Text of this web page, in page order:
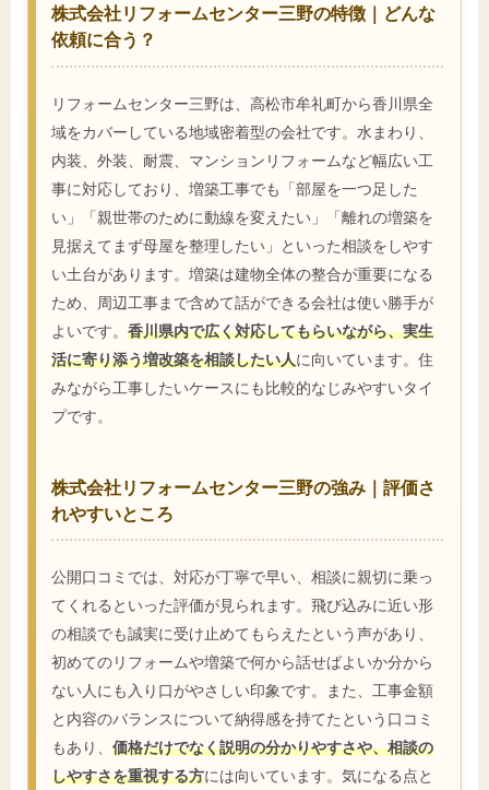
株式会社リフォームセンター三野の特徴｜どんな
依頼に合う？
リフォームセンター三野は、高松市牟礼町から香川県全
域をカバーしている地域密着型の会社です。水まわり、
内装、外装、耐震、マンションリフォームなど幅広い工
事に対応しており、増築工事でも「部屋を一つ足した
い」「親世帯のために動線を変えたい」「離れの増築を
見据えてまず母屋を整理したい」といった相談をしやす
い土台があります。増築は建物全体の整合が重要になる
ため、周辺工事まで含めて話ができる会社は使い勝手が
よいです。 香川県内で広く対応してもらいながら、実生
活に寄り添う増改築を相談したい人に向いています。住
みながら工事したいケースにも比較的なじみやすいタイ
プです。
株式会社リフォームセンター三野の強み｜評価さ
れやすいところ
公開口コミでは、対応が丁寧で早い、相談に親切に乗っ
てくれるといった評価が見られます。飛び込みに近い形
の相談でも誠実に受け止めてもらえたという声があり、
初めてのリフォームや増築で何から話せばよいか分から
ない人にも入り口がやさしい印象です。また、工事金額
と内容のバランスについて納得感を持てたという口コミ
もあり、 価格だけでなく説明の分かりやすさや、相談の
しやすさを重視する方には向いています。気になる点と